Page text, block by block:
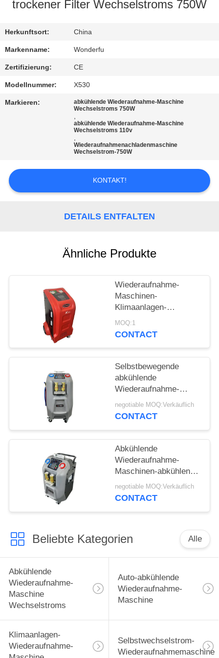
SIE
MIT
UNS
IN
VERBINDUNG
ZITAT
trockener Filter Wechselstroms 750W
Herkunftsort: China
Markenname: Wonderfu
Zertifizierung: CE
Modellnummer: X530
Markieren:
abkühlende Wiederaufnahme-Maschine
Wechselstroms 750W
,
abkühlende Wiederaufnahme-Maschine
Wechselstroms 110v
,
Wiederaufnahmenachladenmaschine
Wechselstrom-750W
KONTAKT!
DETAILS ENTFALTEN
Ähnliche Produkte
Wiederaufnahme-
Maschinen-
Klimaanlagen-
Spülungssystem Auto
Wechselstroms
MOQ:1
CONTACT
Selbstbewegende
abkühlende
Wiederaufnahme-
Maschine des Grau-
10kg mit 5" LCD-
negotiable MOQ:Verkäuflich
CONTACT
Abkühlende
Wiederaufnahme-
Maschinen-abkühlende
Soem-Wechselstroms
negotiable MOQ:Verkäuflich
CONTACT
Beliebte Kategorien Alle
Abkühlende
Wiederaufnahme-
Maschine
Wechselstroms
Auto-abkühlende
Wiederaufnahme-
Maschine
Klimaanlagen-
Wiederaufnahme-
Selbstwechselstrom-
Wiederaufnahmemaschine